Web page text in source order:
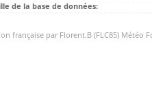
de la base de données:
française par Florent.B (FLC85) Météo